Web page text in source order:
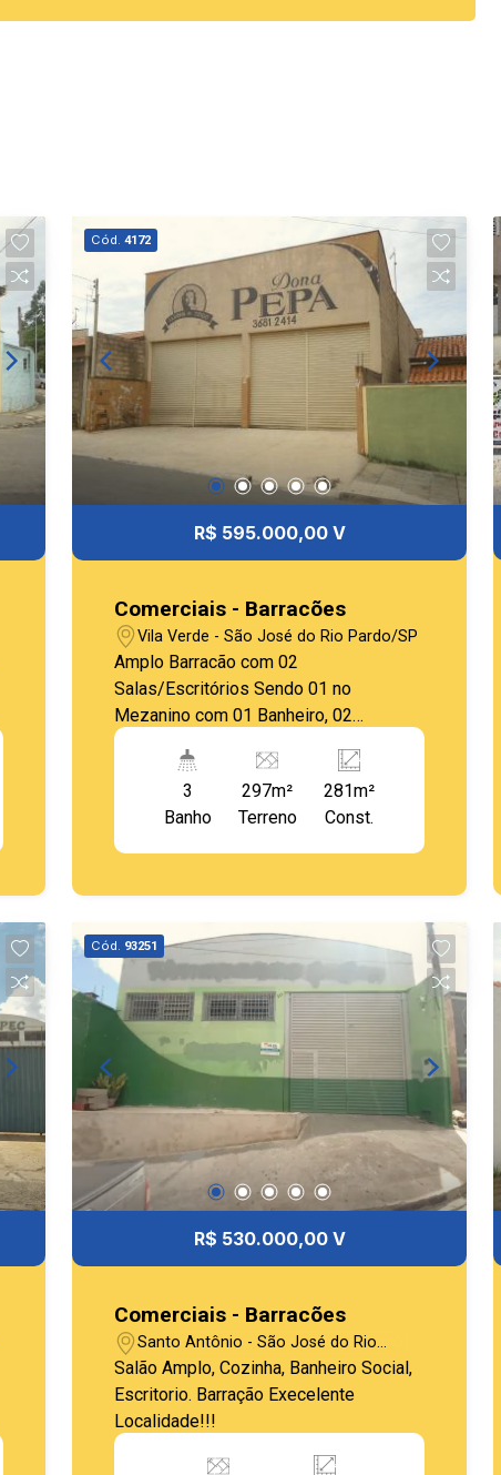
Cód. 4172
R$ 595.000,00 V
Comerciais - Barracões
Vila Verde - São José do Rio Pardo/SP
Amplo Barracão com 02
Salas/Escritórios Sendo 01 no
Mezanino com 01 Banheiro, 02
Banheiros na Parte Térrea, Área para
Cozinha/Copa, Área Livre Externa e
Estacionamento Frontal. Ótima
Localização.
3
Banho
297m²
Terreno
281m²
Const.
Cód. 93251
R$ 530.000,00 V
Comerciais - Barracões
Santo Antônio - São José do Rio
Pardo/SP
Salão Amplo, Cozinha, Banheiro Social,
Escritorio. Barração Execelente
Localidade!!!